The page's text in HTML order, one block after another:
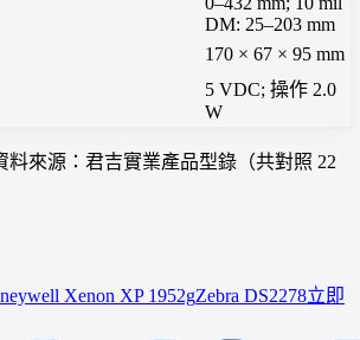
DM: 25–203 mm
170 × 67 × 95 mm
5 VDC; 操作 2.0
W
料來源：君吉實業產品型錄（共對照 22
Xenon XP 1952gZebra DS2278立即